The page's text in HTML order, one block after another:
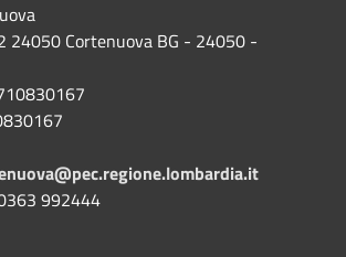
24050 Cortenuova BG - 24050 -
992444